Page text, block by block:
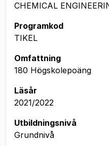
CHEMICAL
Programkod
TIKEL
Omfattning
180 Högskolepoäng
Läsår
2021/2022
Utbildningsnivå
Grundnivå